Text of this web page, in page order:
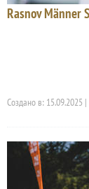
Rasnov Männer
Создано в: 15.09.2025